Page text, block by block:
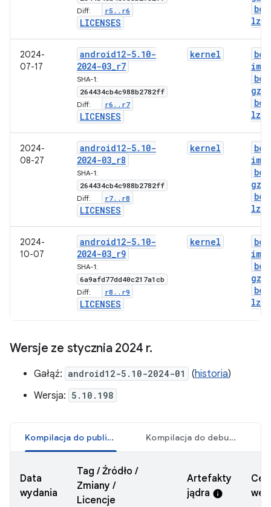
Diff: r5 . . r6
LICENSES
lz4
2024-
07-17
android12-5. 10-
2024-03_r7
SHA-1:
264434cb4c988b2782ff
Diff: r6 . . r7
LICENSES
kernel
img
gz
lz4
2024-
08-27
android12-5. 10-
2024-03_r8
SHA-1:
264434cb4c988b2782ff
Diff: r7. . r8
LICENSES
kernel
img
gz
lz4
2024-
10-07
android12-5. 10-
2024-03_r9
SHA-1:
6a9afd77dd40c217a1cb
Diff: r8 . . r9
LICENSES
kernel
img
gz
lz4
Wersje ze stycznia 2024 r.
Gałąź: android12-5.10-2024-01 (historia)
Wersja: 5.10.198
Kompilacja do publikacji Kompilacja do debugowania
Data
wydania
Tag / Źródło /
Zmiany /
Licencje
Artefakty
jądra info